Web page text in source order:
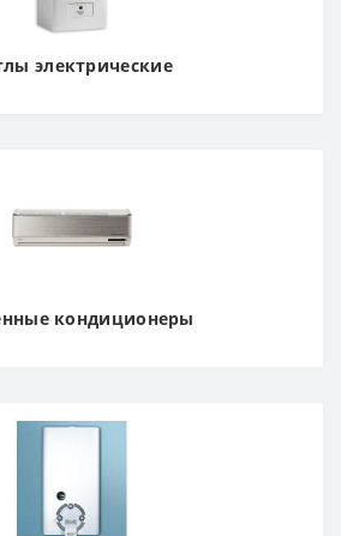
электрические
кондиционеры